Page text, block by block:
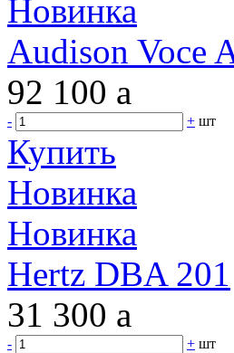
Новинка
Audison Voce
92 100 a
- + шт
Купить
Новинка
Новинка
Hertz DBA 201
31 300 a
- + шт